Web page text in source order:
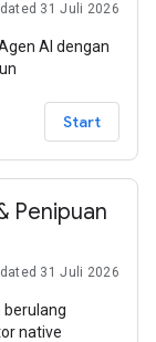
31 Juli 2026
AI dengan
Start
Penipuan
31 Juli 2026
berulang
native